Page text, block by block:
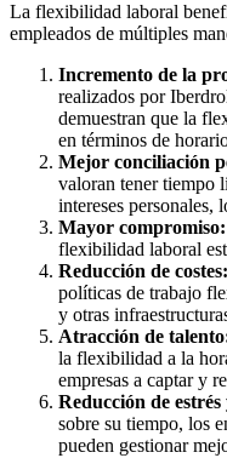
La flexibilidad laboral
empleados de múltiples
Incremento de la
realizados por
demuestran que la
en términos de
Mejor conciliación
valoran tener tiempo
intereses personales,
Mayor compromiso:
flexibilidad laboral
Reducción de costes:
políticas de trabajo
y otras
Atracción de
la flexibilidad a la
empresas a captar y
Reducción de
sobre su tiempo, los
pueden gestionar